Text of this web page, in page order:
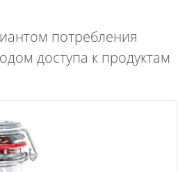
потребления
доступа к продуктам